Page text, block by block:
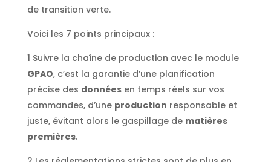
de transition verte.
Voici les 7 points principaux :
1 Suivre la chaîne de production avec le module
GPAO, c’est la garantie d’une planification
précise des donnéesen temps réels sur vos
commandes, d’une production responsable et
juste, évitant alors le gaspillage de matières
premières.